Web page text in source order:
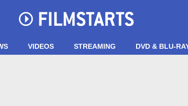
VIDEOS STREAMING DVD & BLU-